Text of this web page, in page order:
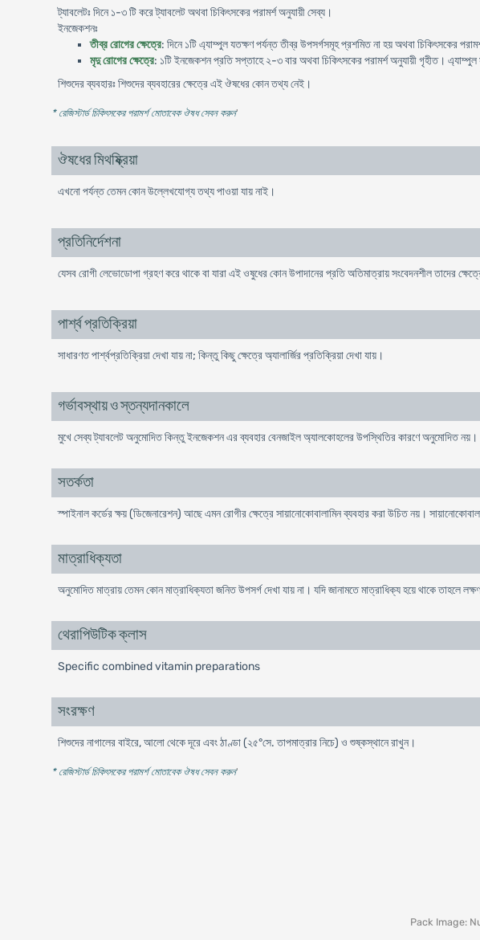
ট্যাবলেটঃ দিনে ১-৩ টি করে ট্যাবলেট অথবা চিকিৎসকের পরামর্শ অনুযায়ী সেব্য।
ইনজেকশনঃ
তীব্র রোগের ক্ষেত্রে: দিনে ১টি এ্যাম্পুল যতক্ষণ পর্যন্ত তীব্র উপসর্গসমূহ প্রশমিত না হয় অথবা চিকিৎসকের
মৃদু রোগের ক্ষেত্রে: ১টি ইনজেকশন প্রতি সপ্তাহে ২-৩ বার অথবা চিকিৎসকের পরামর্শ অনুযায়ী গৃহীত। এ্যাম্পুল
শিশুদের ব্যবহারঃ শিশুদের ব্যবহারের ক্ষেত্রে এই ঔষধের কোন তথ্য নেই।
* রেজিস্টার্ড চিকিৎসকের পরামর্শ মোতাবেক ঔষধ সেবন করুন'
ঔষধের মিথষ্ক্রিয়া
এখনো পর্যন্ত তেমন কোন উল্লেখযোগ্য তথ্য পাওয়া যায় নাই।
প্রতিনির্দেশনা
যেসব রোগী লেভোডোপা গ্রহণ করে থাকে বা যারা এই ওষুধের কোন উপাদানের প্রতি অতিমাত্রায় সংবেদনশীল তাদের
পার্শ্ব প্রতিক্রিয়া
সাধারণত পার্শ্বপ্রতিক্রিয়া দেখা যায় না; কিন্তু কিছু ক্ষেত্রে অ্যালার্জির প্রতিক্রিয়া দেখা যায়।
গর্ভাবস্থায় ও স্তন্যদানকালে
মুখে সেব্য ট্যাবলেট অনুমোদিত কিন্তু ইনজেকশন এর ব্যবহার বেনজাইল অ্যালকোহলের উপস্থিতির কারণে অনুমোদিত নয়।
সতর্কতা
স্পাইনাল কর্ডের ক্ষয় (ডিজেনারেশন) আছে এমন রোগীর ক্ষেত্রে সায়ানোকোবালামিন ব্যবহার করা উচিত নয়।
মাত্রাধিক্যতা
অনুমোদিত মাত্রায় তেমন কোন মাত্রাধিক্যতা জনিত উপসর্গ দেখা যায় না। যদি জানামতে মাত্রাধিক্য হয়ে থাকে তাহলে
থেরাপিউটিক ক্লাস
Specific combined vitamin preparations
সংরক্ষণ
শিশুদের নাগালের বাইরে, আলো থেকে দূরে এবং ঠাণ্ডা (২৫°সে. তাপমাত্রার নিচে) ও শুষ্কস্থানে রাখুন।
* রেজিস্টার্ড চিকিৎসকের পরামর্শ মোতাবেক ঔষধ সেবন করুন'
Pack Image: